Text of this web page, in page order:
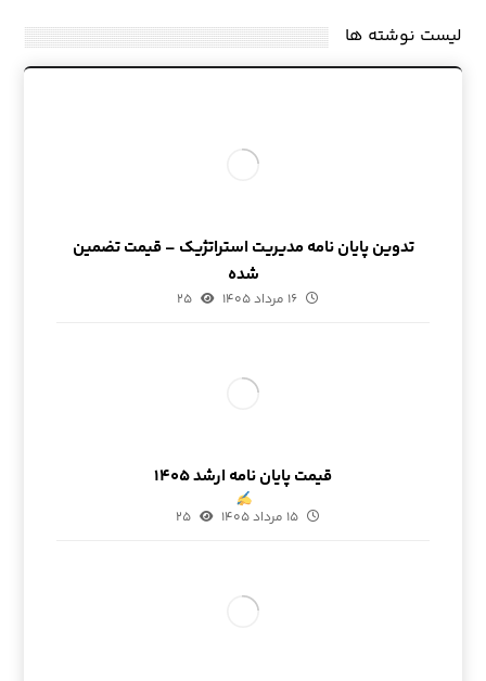
لیست نوشته ها
تدوین پایان نامه مدیریت استراتژیک – قیمت تضمین
شده
۱۶ مرداد ۱۴۰۵ ۲۵
قیمت پایان نامه ارشد ۱۴۰۵
۱۵ مرداد ۱۴۰۵ ۲۵